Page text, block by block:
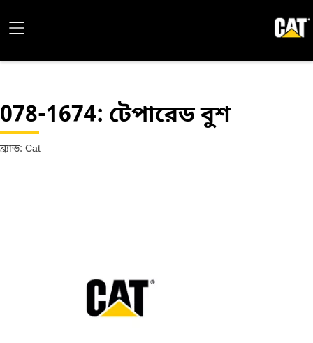
078-1674: টেপারেড বুশ
ব্র্যান্ড: Cat